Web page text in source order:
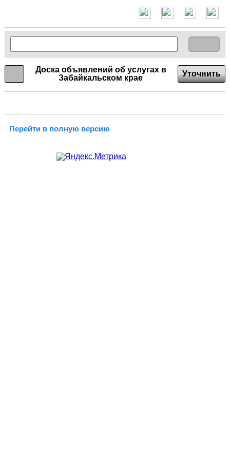
Доска объявлений об услугах в
Забайкальском крае
Уточнить
Перейти в полную версию